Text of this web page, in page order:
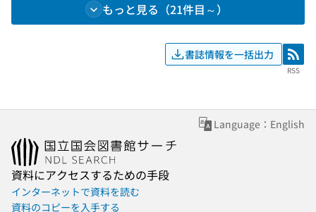
もっと見る（21件目～）
書誌情報を一括出力 RSS
RSS
Language：English
資料にアクセスするための手段
インターネットで資料を読む
資料のコピーを入手する